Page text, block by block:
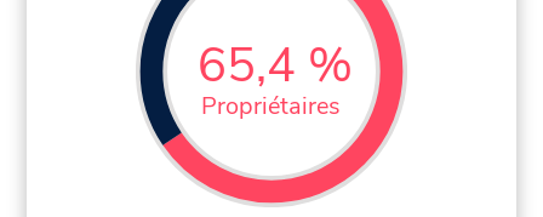
65,4 %
Propriétaires